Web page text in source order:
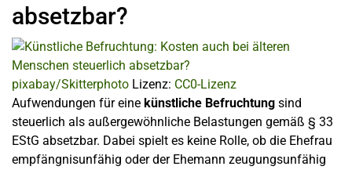
absetzbar?
pixabay/Skitterphoto Lizenz: CC0-Lizenz
Aufwendungen für eine künstliche Befruchtung sind
steuerlich als außergewöhnliche Belastungen gemäß § 33
EStG absetzbar. Dabei spielt es keine Rolle, ob die Ehefrau
empfängnisunfähig oder der Ehemann zeugungsunfähig